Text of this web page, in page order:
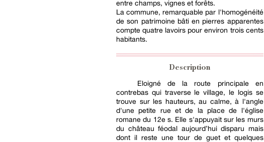
entre champs, vignes et forêts.
La commune, remarquable par l'homogénéité
de son patrimoine bâti en pierres apparentes
compte quatre lavoirs pour environ trois cents
habitants.
Description
Eloigné de la route principale en
contrebas qui traverse le village, le logis se
trouve sur les hauteurs, au calme, à l'angle
d'une petite rue et de la place de l'église
romane du 12e s. Elle s'appuyait sur les murs
du château féodal aujourd’hui disparu mais
dont il reste une tour de guet et quelques